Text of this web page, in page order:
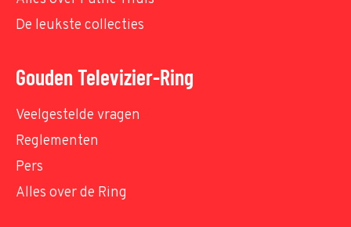
De leukste collecties
Gouden Televizier-Ring
Veelgestelde vragen
Reglementen
Pers
Alles over de Ring